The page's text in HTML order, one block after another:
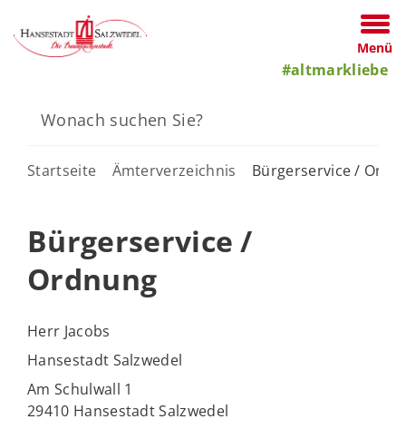
Menü
#altmarkliebe
Startseite Ämterverzeichnis Bürgerservice /
Bürgerservice /
Ordnung
Herr Jacobs
Hansestadt Salzwedel
Am Schulwall 1
29410 Hansestadt Salzwedel